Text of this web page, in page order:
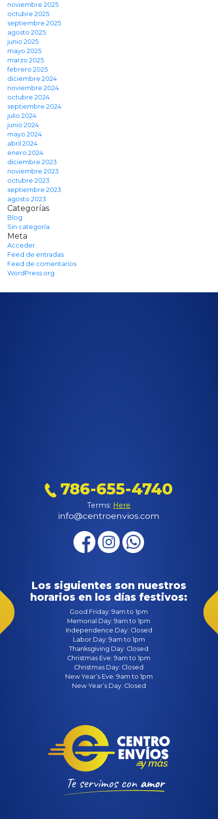
noviembre 2025
octubre 2025
septiembre 2025
agosto 2025
junio 2025
mayo 2025
marzo 2025
febrero 2025
diciembre 2024
noviembre 2024
octubre 2024
septiembre 2024
julio 2024
junio 2024
mayo 2024
abril 2024
enero 2024
diciembre 2023
noviembre 2023
octubre 2023
septiembre 2023
agosto 2023
Categorías
Blog
Sin categoría
Meta
Acceder
Feed de entradas
Feed de comentarios
WordPress.org
786-655-4740
Terms: Here
info@centroenvios.com
Los siguientes son nuestros
horarios en los días festivos:
Good Friday: 9am to 1pm
Memorial Day: 9am to 1pm
Independence Day: Closed
Labor Day: 9am to 1pm
Thanksgiving Day: Closed
Christmas Eve: 9am to 1pm
Christmas Day: Closed
New Year’s Eve: 9am to 1pm
New Year’s Day: Closed